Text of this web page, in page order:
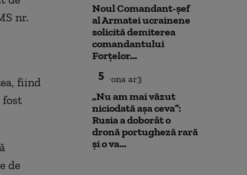
nr.
fiind
fost
de
Noul Comandant-șef
al Armatei ucrainene
solicită demiterea
comandantului
Forțelor...
5
„Nu am mai văzut
niciodată așa ceva”:
Rusia a doborât o
dronă portugheză rară
și o va...